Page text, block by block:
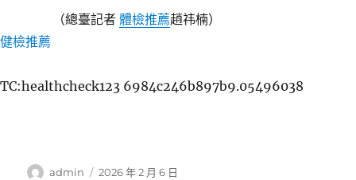
（總臺記者體檢推薦趙祎楠）
健檢推薦
TC:healthcheck123 6984c246b897b9.05496038
作
admin
發
2026 年 2 月 6 日